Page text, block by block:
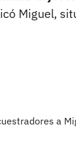
Miguel,
a